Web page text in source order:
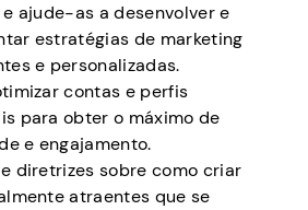
ajude-as a desenvolver e
estratégias de marketing
e personalizadas.
contas e perfis
para obter o máximo de
e engajamento.
diretrizes sobre como criar
atraentes que se